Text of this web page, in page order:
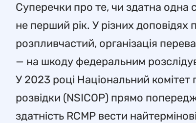
Суперечки про те, чи здатна одна
не перший рік. У різних
розпливчастий, організація
— на шкоду федеральним
У 2023 році Національний комітет
розвідки (NSICOP) прямо
здатність RCMP вести